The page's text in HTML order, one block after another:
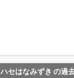
ハセはなみずき の過